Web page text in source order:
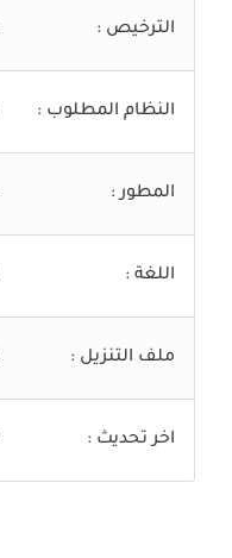
الترخيص :
النظام المطلوب :
المطور :
اللغة :
ملف التنزيل :
اخر تحديث :